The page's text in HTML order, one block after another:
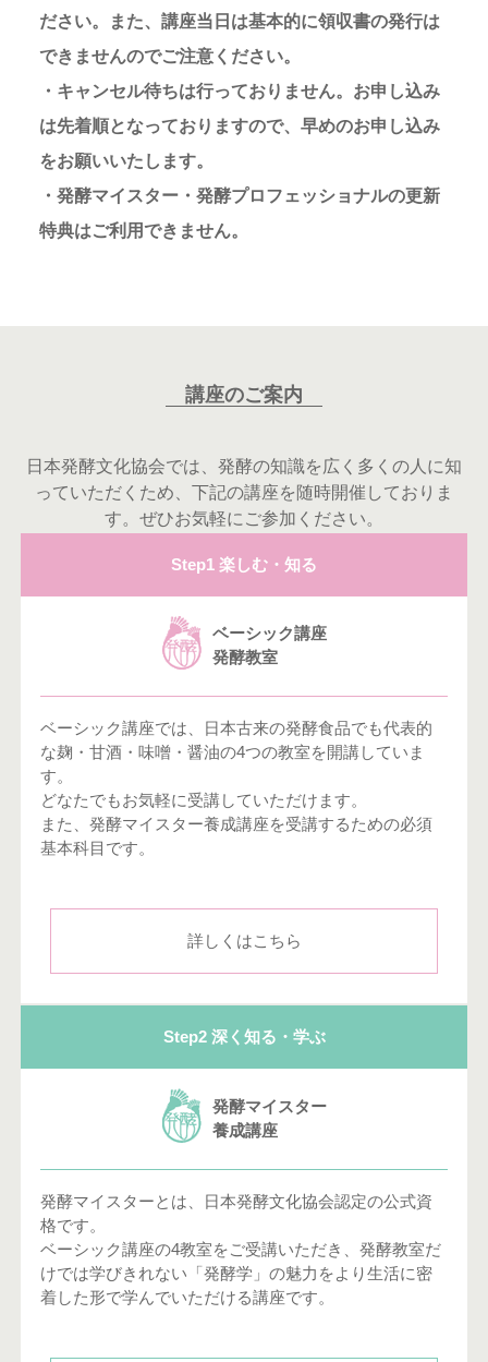
ださい。また、講座当日は基本的に領収書の発行は
できませんのでご注意ください。
・キャンセル待ちは行っておりません。お申し込み
は先着順となっておりますので、早めのお申し込み
をお願いいたします。
・発酵マイスター・発酵プロフェッショナルの更新
特典はご利用できません。
講座のご案内
日本発酵文化協会では、発酵の知識を広く多くの人に知
っていただくため、下記の講座を随時開催しておりま
す。ぜひお気軽にご参加ください。
Step1 楽しむ・知る
ベーシック講座
発酵教室
ベーシック講座では、日本古来の発酵食品でも代表的
な麹・甘酒・味噌・醤油の4つの教室を開講していま
す。
どなたでもお気軽に受講していただけます。
また、発酵マイスター養成講座を受講するための必須
基本科目です。
詳しくはこちら
Step2 深く知る・学ぶ
発酵マイスター
養成講座
発酵マイスターとは、日本発酵文化協会認定の公式資
格です。
ベーシック講座の4教室をご受講いただき、発酵教室だ
けでは学びきれない「発酵学」の魅力をより生活に密
着した形で学んでいただける講座です。